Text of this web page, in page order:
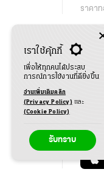
ราคา
เกี่ยว
กิจกรรม
เงื่อนไ
เราใช้คุ้กกี้
เพื่อให้ทุกคนได้ประสบ
การณ์การใช้งานที่ดียิ่งขึ้น
อ่านเพิ่มเติมคลิก
(Privacy Policy) และ
(Cookie Policy)
รับทราบ